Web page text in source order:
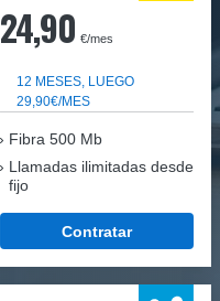
24,90 €/mes
12 MESES, LUEGO
29,90€/MES
Fibra 500 Mb
Llamadas ilimitadas desde
fijo
Contratar